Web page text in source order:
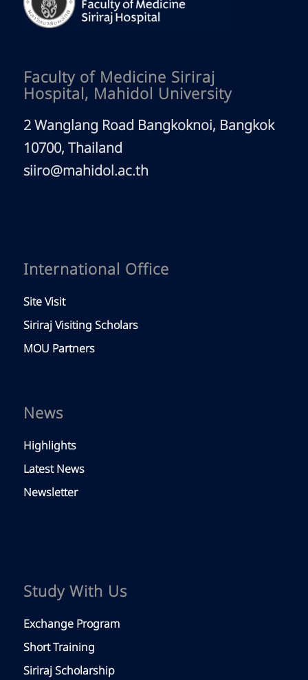
Faculty of Medicine Siriraj
Hospital, Mahidol University
2 Wanglang Road Bangkoknoi, Bangkok
10700, Thailand
siiro@mahidol.ac.th
International Office
Site Visit
Siriraj Visiting Scholars
MOU Partners
News
Highlights
Latest News
Newsletter
Study With Us
Exchange Program
Short Training
Siriraj Scholarship